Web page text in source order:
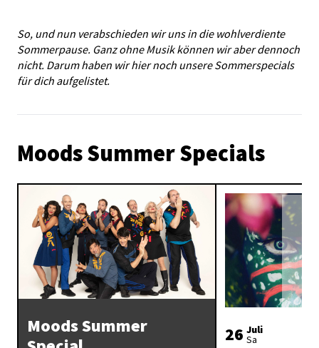
So, und nun verabschieden wir uns in die wohlverdiente
Sommerpause. Ganz ohne Musik können wir aber dennoch
nicht. Darum haben wir hier noch unsere Sommerspecials
für dich aufgelistet.
Moods Summer Specials
Moods Summer
26 Juli
Sa